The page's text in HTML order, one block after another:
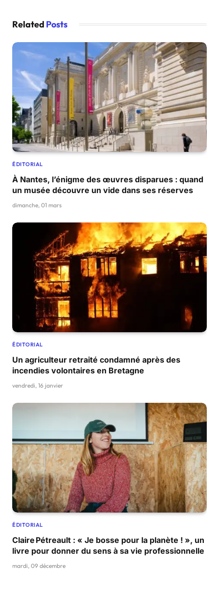
Related Posts
ÉDITORIAL
À Nantes, l’énigme des œuvres disparues : quand
un musée découvre un vide dans ses réserves
dimanche, 01 mars
ÉDITORIAL
Un agriculteur retraité condamné après des
incendies volontaires en Bretagne
vendredi, 16 janvier
ÉDITORIAL
Claire Pétreault : « Je bosse pour la planète ! », un
livre pour donner du sens à sa vie professionnelle
mardi, 09 décembre